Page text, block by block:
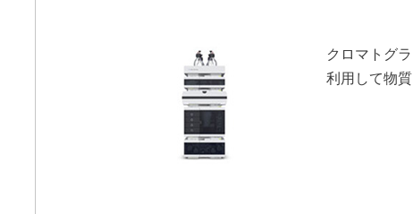
クロマトグ
利用して物